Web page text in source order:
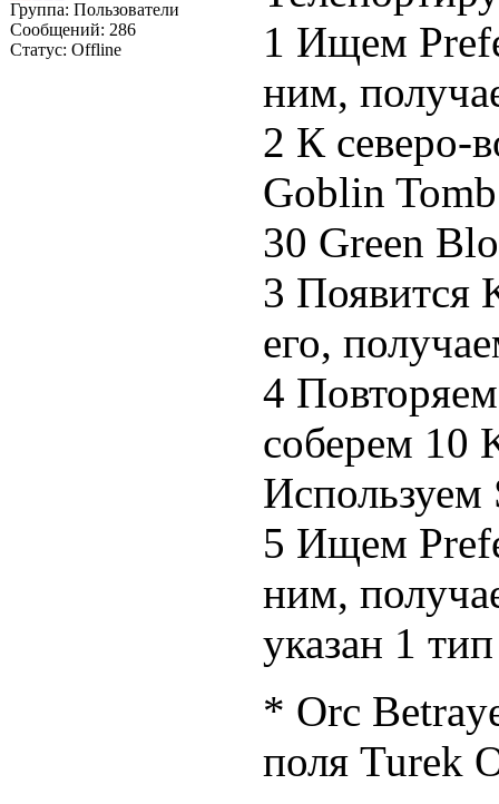
Группа: Пользователи
Сообщений: 286
Статус: Offline
1 Ищем
ним,
2 К северо-
Goblin
30 Green
3 Появится
его,
4
соберем 10
Используем
5 Ищем
ним,
указан 1
* Orc
поля Turek